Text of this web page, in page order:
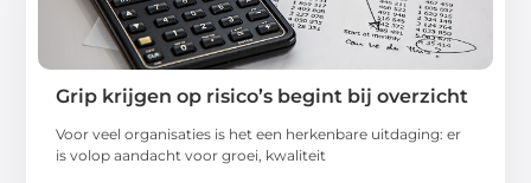
Grip krijgen op risico’s begint bij overzicht
Voor veel organisaties is het een herkenbare uitdaging: er
is volop aandacht voor groei, kwaliteit